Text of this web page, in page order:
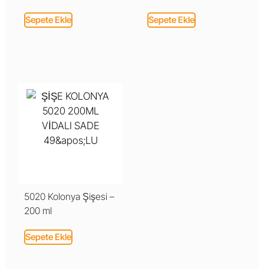
Sepete Ekle Sepete Ekle
5020 Kolonya Şişesi –
200 ml
Sepete Ekle